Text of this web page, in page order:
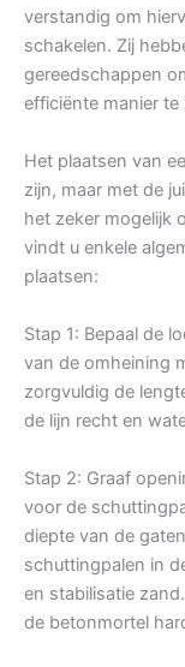
verstandig om
schakelen. Zij
gereedschappen
efficiënte manier te
Het plaatsen van
zijn, maar met de
het zeker mogelijk
vindt u enkele
plaatsen:
Stap 1: Bepaal de
van de omheining
zorgvuldig de
de lijn recht en
Stap 2: Graaf
voor de
diepte van de
schuttingpalen in
en stabilisatie
de betonmortel